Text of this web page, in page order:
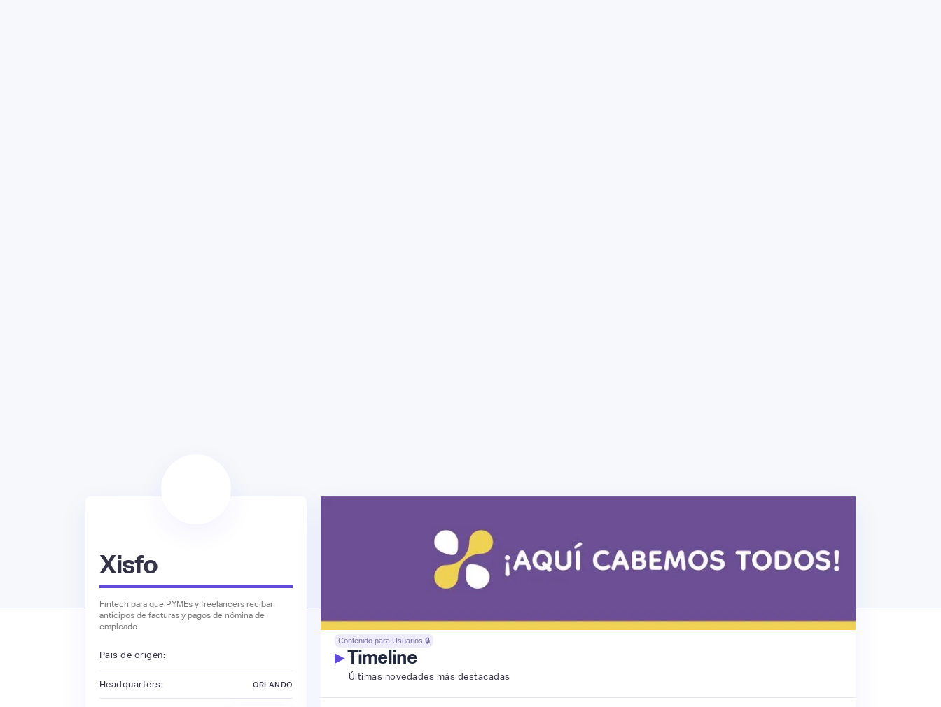
Xisfo
Fintech para que PYMEs y freelancers reciban
anticipos de facturas y pagos de nómina de
empleado
País de origen:
Headquarters: ORLANDO
Contenido para Usuarios 🔒
▸Timeline
Últimas novedades más destacadas